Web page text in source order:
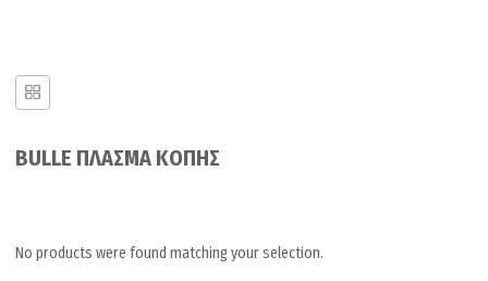
BULLE ΠΛΑΣΜΑ ΚΟΠΗΣ
No products were found matching your selection.